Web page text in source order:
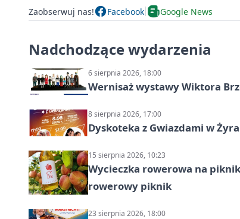
Zaobserwuj nas! Facebook Google News
Nadchodzące wydarzenia
6 sierpnia 2026, 18:00
Wernisaż wystawy Wiktora
8 sierpnia 2026, 17:00
Dyskoteka z Gwiazdami w
15 sierpnia 2026, 10:23
Wycieczka rowerowa na
rowerowy piknik
23 sierpnia 2026, 18:00